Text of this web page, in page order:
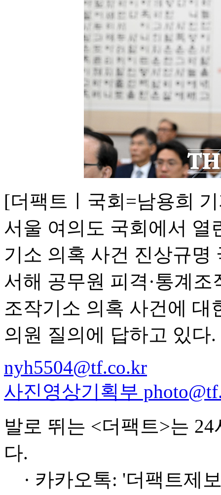
[더팩트ㅣ국회=남용희
서울 여의도 국회에서 열
기소 의혹 사건 진상규
서해 공무원 피격·통계조
조작기소 의혹 사건에 대
의원 질의에 답하고 있다.
nyh5504@tf.co.kr
사진영상기획부
발로 뛰는 <더팩트>는
다.
· 카카오톡: '더팩트제